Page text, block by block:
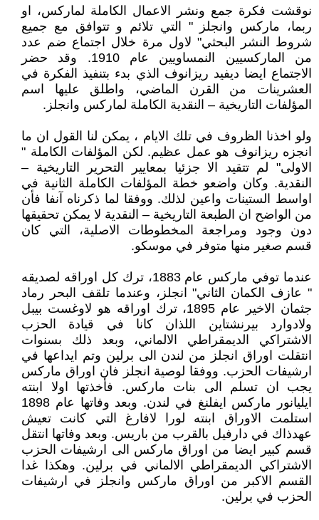
نوقشت فكرة جمع ونشر الاعمال الكاملة لماركس، او
ربما، ماركس وانجلز " التي تلائم و تتوافق مع جميع
شروط النشر البحثي" لاول مرة خلال اجتماع ضم عدد
من الماركسيين النمساويين عام 1910. وقد حضر
الاجتماع ايضا ديفيد ريزانوف الذي بدء بتنفيذ الفكرة في
العشرينات من القرن الماضي، واطلق عليها اسم
المؤلفات التاريخية – النقدية الكاملة لماركس وانجلز.
ولو اخذنا الظروف في تلك الايام ، يمكن لنا القول ان ما
انجزه ريزانوف هو عمل عظيم. لكن المؤلفات الكاملة "
الاولى" لم تتقيد الا جزئيا بمعايير التحرير التاريخية –
النقدية. وكان واضعو خطة المؤلفات الكاملة الثانية في
اواسط الستينات واعين لذلك. ووفقا لما ذكرناه آنفا فأن
من الواضح ان الطبعة التاريخية – النقدية لا يمكن تحقيقها
دون وجود ومراجعة المخطوطات الاصلية، التي كان
قسم صغير منها متوفر في موسكو.
عندما توفي ماركس عام 1883، ترك كل اوراقه لصديقه
" عازف الكمان الثاني" انجلز، وعندما تلقف البحر رماد
جثمان الاخير عام 1895، ترك اوراقه هو لاوغست بيبل
ولادوارد بيرنشتاين اللذان كانا في قيادة الحزب
الاشتراكي الديمقراطي الالماني، وبعد ذلك بسنوات
انتقلت اوراق انجلز من لندن الى برلين وتم ايداعها في
ارشيفات الحزب. ووفقا لوصية انجلز فان اوراق ماركس
يجب ان تسلم الى بنات ماركس. فأخذتها اولا ابنته
ايليانور ماركس ايفلنغ في لندن. وبعد وفاتها عام 1898
استلمت الاوراق ابنته لورا لافارغ التي كانت تعيش
عهدذاك في دارفيل بالقرب من باريس. وبعد وفاتها انتقل
قسم كبير ايضا من اوراق ماركس الى ارشيفات الحزب
الاشتراكي الديمقراطي الالماني في برلين. وهكذا غدا
القسم الاكبر من اوراق ماركس وانجلز في ارشيفات
الحزب في برلين.